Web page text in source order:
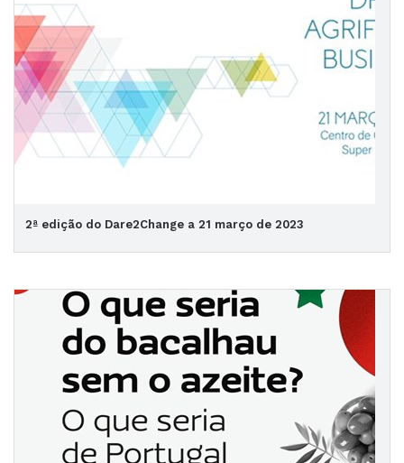
2ª edição do Dare2Change a 21 março de 2023